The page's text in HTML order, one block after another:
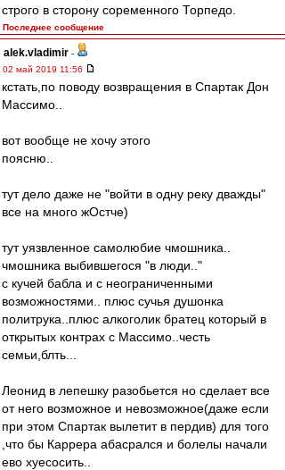
строго в сторону соременного Торпедо.
Последнее сообщение
alek.vladimir -
02 май 2019 11:56
кстать,по поводу возвращения в Спартак Дон
Массимо..
вот вообще не хочу этого
поясню..
тут дело даже не "войти в одну реку дважды"
все на много жОстче)
тут уязвленное самолюбие чмошника..
чмошника выбившегося "в люди.."
с кучей бабла и с неограниченными
возможностями.. плюс сучья душонка
политрука..плюс алкоголик братец который в
открытых контрах с Массимо..честь
семьи,блть...
Леонид в лепешку разобьется но сделает все
от него возможное и невозможное(даже если
при этом Спартак вылетит в пердив) для того
,что бы Каррера абасрался и болелы начали
ево хуесосить..